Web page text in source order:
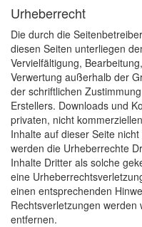
Urheberrecht
Die durch die
diesen Seiten unterliegen
Vervielfältigung,
Verwertung außerhalb der
der schriftlichen
Erstellers. Downloads und
privaten, nicht
Inhalte auf dieser Seite
werden die Urheberrechte
Inhalte Dritter als solche
eine
einen entsprechenden
Rechtsverletzungen
entfernen.